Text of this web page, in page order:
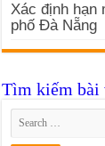
Xác định hạn
phố Đà Nẵng
Tìm kiếm bài